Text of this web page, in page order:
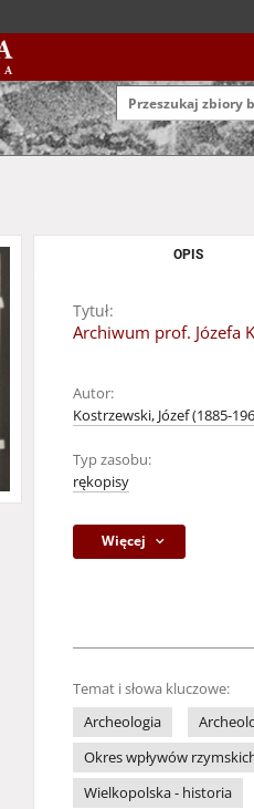
OPIS
Tytuł:
Archiwum prof. Józefa
Autor:
Kostrzewski, Józef (1885-
Typ zasobu:
rękopisy
Więcej
Temat i słowa kluczowe:
Archeologia
Okres wpływów
Wielkopolska - historia